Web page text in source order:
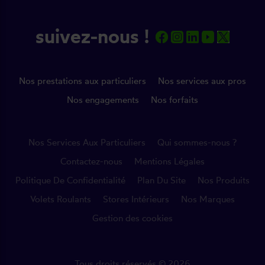
suivez-nous !
Nos prestations aux particuliers
Nos services aux pros
Nos engagements
Nos forfaits
Nos Services Aux Particuliers
Qui sommes-nous ?
Contactez-nous
Mentions Légales
Politique De Confidentialité
Plan Du Site
Nos Produits
Volets Roulants
Stores Intérieurs
Nos Marques
Gestion des cookies